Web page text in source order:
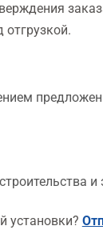
и
установки?